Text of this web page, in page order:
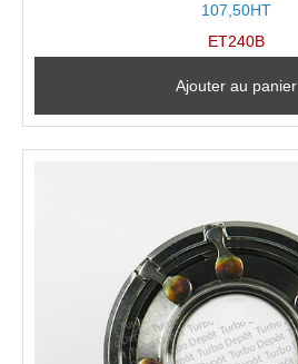
107,50HT
ET240B
Ajouter au panier